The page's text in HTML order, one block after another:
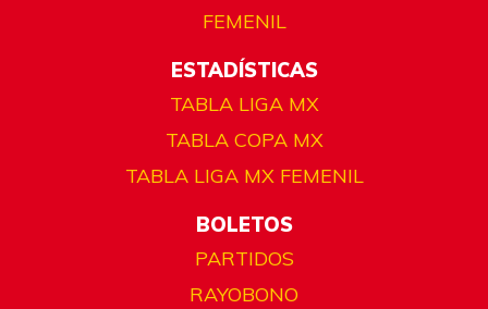
FEMENIL
ESTADÍSTICAS
TABLA LIGA MX
TABLA COPA MX
TABLA LIGA MX FEMENIL
BOLETOS
PARTIDOS
RAYOBONO